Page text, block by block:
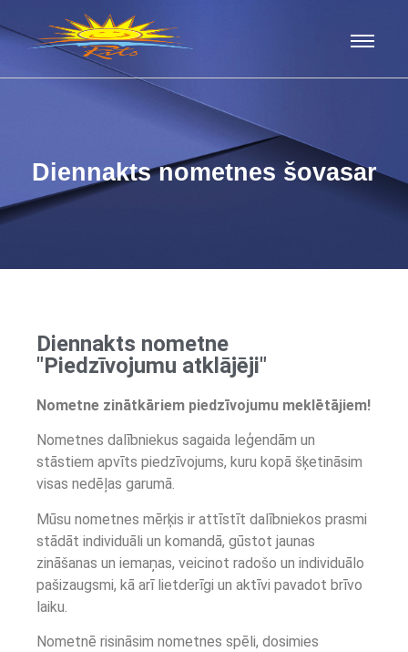
Diennakts nometnes šovasar
Diennakts nometne
"Piedzīvojumu atklājēji"
Nometne zinātkāriem piedzīvojumu meklētājiem!
Nometnes dalībniekus sagaida leģendām un
stāstiem apvīts piedzīvojums, kuru kopā šķetināsim
visas nedēļas garumā.
Mūsu nometnes mērķis ir attīstīt dalībniekos prasmi
stādāt individuāli un komandā, gūstot jaunas
zināšanas un iemaņas, veicinot radošo un individuālo
pašizaugsmi, kā arī lietderīgi un aktīvi pavadot brīvo
laiku.
Nometnē risināsim nometnes spēli, dosimies